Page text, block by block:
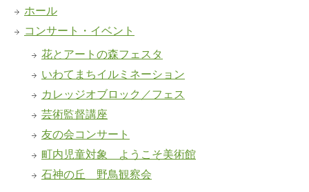
ホール
コンサート・イベント
花とアートの森フェスタ
いわてまちイルミネーション
カレッジオブロック／フェス
芸術監督講座
友の会コンサート
町内児童対象 ようこそ美術館
石神の丘 野鳥観察会